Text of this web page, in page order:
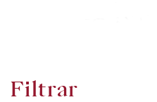
Filtrar